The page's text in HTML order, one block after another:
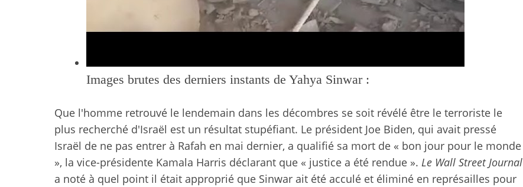
Images brutes des derniers instants de Yahya Sinwar :
Que l'homme retrouvé le lendemain dans les décombres se soit révélé être le terroriste le
plus recherché d'Israël est un résultat stupéfiant. Le président Joe Biden, qui avait pressé
Israël de ne pas entrer à Rafah en mai dernier, a qualifié sa mort de « bon jour pour le monde
», la vice-présidente Kamala Harris déclarant que « justice a été rendue ». Le Wall Street Journal
a noté à quel point il était approprié que Sinwar ait été acculé et éliminé en représailles pour